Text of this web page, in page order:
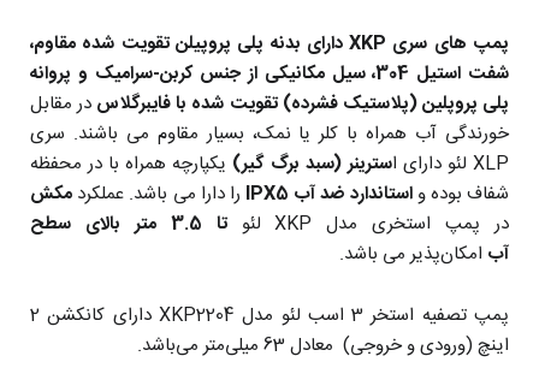
پمپ های سری XKP دارای بدنه پلی پروپیلن تقویت شده مقاوم،
شفت استیل 304، سیل مکانیکی از جنس کربن-سرامیک و
پروانه
پلی پروپلین (پلاستیک فشرده) تقویت شده با فایبرگلاس در مقابل
خورندگی آب همراه با کلر یا نمک، بسیار مقاوم می باشند. سری
XLP لئو دارای ا
سترینر (سبد برگ گیر) یکپارچه همراه با در محفظه
شفاف بوده واستاندارد ضد آب IPX5 را دارا می باشد. عملکرد مکش
در پمپ استخری مدل XKP لئو
تا 3.5 متر بالای سطح
آب امکان‌پذیر می باشد.
پمپ تصفیه استخر 3 اسب لئو مدل XKP2204 دارای کانکشن 2
اینچ (ورودی و خروجی) معادل 63 میلی‌متر می‌باشد.